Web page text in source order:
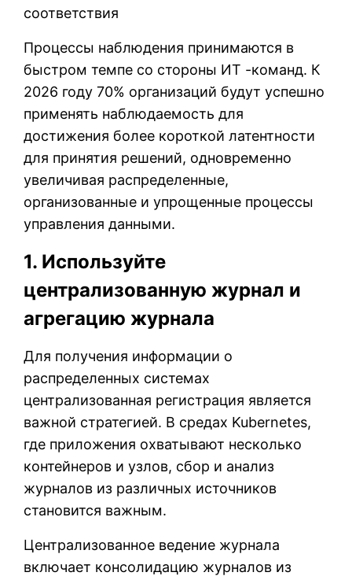
соответствия
Процессы наблюдения принимаются в
быстром темпе со стороны ИТ -команд. К
2026 году 70% организаций будут успешно
применять наблюдаемость для
достижения более короткой латентности
для принятия решений, одновременно
увеличивая распределенные,
организованные и упрощенные процессы
управления данными.
1. Используйте
централизованную журнал и
агрегацию журнала
Для получения информации о
распределенных системах
централизованная регистрация является
важной стратегией. В средах Kubernetes,
где приложения охватывают несколько
контейнеров и узлов, сбор и анализ
журналов из различных источников
становится важным.
Централизованное ведение журнала
включает консолидацию журналов из